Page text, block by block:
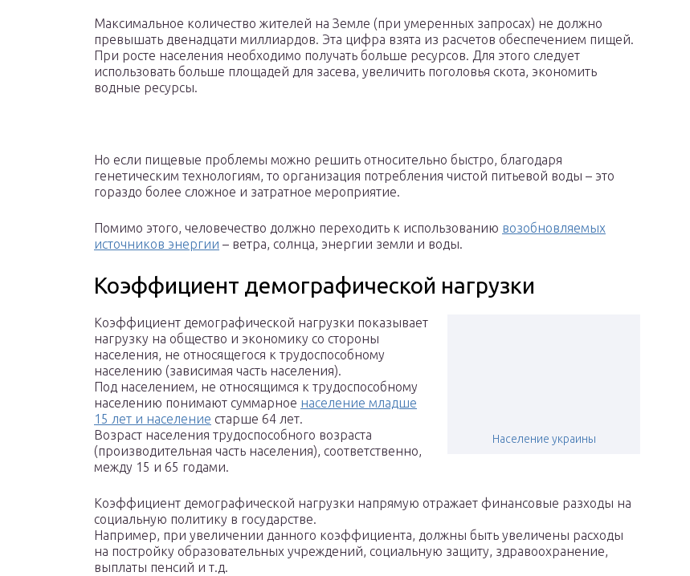
Максимальное количество жителей на Земле (при умеренных запросах) не должно
превышать двенадцати миллиардов. Эта цифра взята из расчетов обеспечением пищей.
При росте населения необходимо получать больше ресурсов. Для этого следует
использовать больше площадей для засева, увеличить поголовья скота, экономить
водные ресурсы.
Но если пищевые проблемы можно решить относительно быстро, благодаря
генетическим технологиям, то организация потребления чистой питьевой воды – это
гораздо более сложное и затратное мероприятие.
Помимо этого, человечество должно переходить к использованию возобновляемых
источников энергии – ветра, солнца, энергии земли и воды.
Коэффициент демографической нагрузки
Население украины
Коэффициент демографической нагрузки показывает
нагрузку на общество и экономику со стороны
населения, не относящегося к трудоспособному
населению (зависимая часть населения).
Под населением, не относящимся к трудоспособному
населению понимают суммарное население младше
15 лет и население старше 64 лет.
Возраст населения трудоспособного возраста
(производительная часть населения), соответственно,
между 15 и 65 годами.
Коэффициент демографической нагрузки напрямую отражает финансовые разходы на
социальную политику в государстве.
Например, при увеличении данного коэффициента, должны быть увеличены расходы
на постройку образовательных учреждений, социальную защиту, здравоохранение,
выплаты пенсий и т.д.